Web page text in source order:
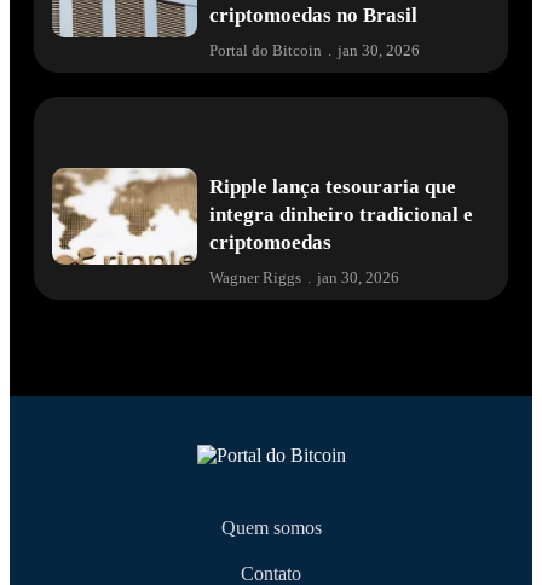
criptomoedas no Brasil
Portal do Bitcoin . jan 30, 2026
Ripple lança tesouraria que
integra dinheiro tradicional e
criptomoedas
Wagner Riggs jan 30, 2026
Quem somos
Contato